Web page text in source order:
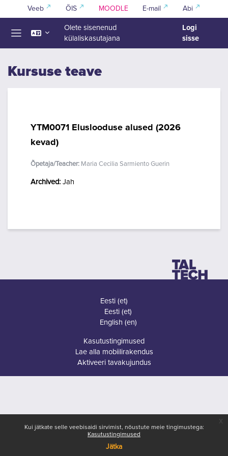
Jäta vahele peasisuni
Kui jätkate selle veebisaidi sirvimist, nõustute meie tingimustega:
Kasutustingimused
Jätka
Veeb ÕIS MOODLE E-mail Abi
Olete sisenenud
külaliskasutajana
Logi
sisse
Kursuse teave
YTM0071 Eluslooduse alused (2026
kevad)
Õpetaja/Teacher: Maria Cecilia Sarmiento Guerin
Archived: Jah
Eesti ‎(et)‎
Eesti ‎(et)‎
English ‎(en)‎
Kasutustingimused
Lae alla mobiilirakendus
Aktiveeri tavakujundus